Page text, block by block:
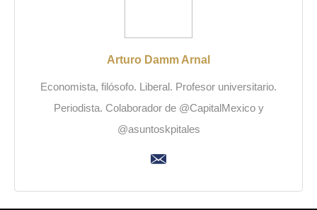
Arturo Damm Arnal
Economista, filósofo. Liberal. Profesor universitario.
Periodista. Colaborador de @CapitalMexico y
@asuntoskpitales